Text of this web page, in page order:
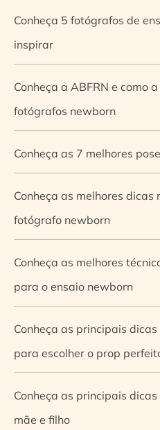
Conheça 5 fotógrafos de
inspirar
Conheça a ABFRN e como
fotógrafos newborn
Conheça as 7 melhores
Conheça as melhores dicas
fotógrafo newborn
Conheça as melhores
para o ensaio newborn
Conheça as principais
para escolher o prop
Conheça as principais
mãe e filho